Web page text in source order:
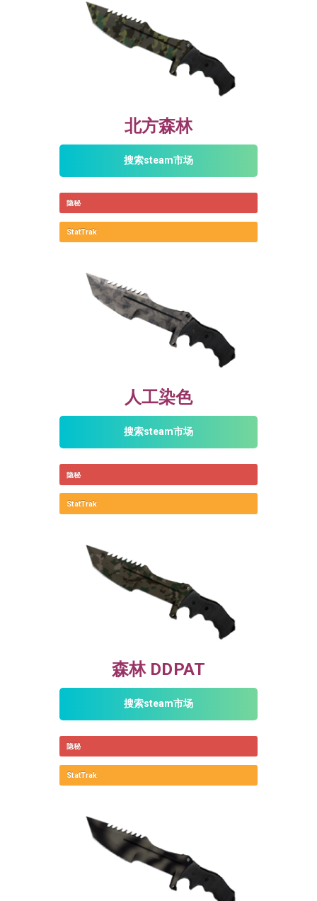
北方森林
搜索steam市场
隐秘
StatTrak
人工染色
搜索steam市场
隐秘
StatTrak
森林 DDPAT
搜索steam市场
隐秘
StatTrak